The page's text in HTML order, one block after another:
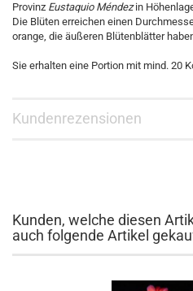
Provinz Eustaquio Méndezin
Die Blüten erreichen einen
orange, die äußeren Blütenblätter
Sie erhalten eine Portion mit mind. 20
Kundenrezensionen
Kunden, welche diesen
auch folgende Artikel